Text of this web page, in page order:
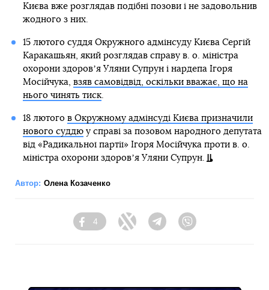
Києва вже розглядав подібні позови і не задовольнив
жодного з них.
15 лютого суддя Окружного адмінсуду Києва Сергій
Каракашьян, який розглядав справу в. о. міністра
охорони здоровʼя Уляни Супрун і нардепа Ігоря
Мосійчука, взяв самовідвід, оскільки вважає, що на
нього чинять тиск.
18 лютого в Окружному адмінсуді Києва призначили
нового суддюу справі за позовом народного депутата
від «Радикальної партії» Ігоря Мосійчука проти в. о.
міністра охорони здоровʼя Уляни Супрун.
Автор: Олена Козаченко
Facebook
4
Twitter Telegram